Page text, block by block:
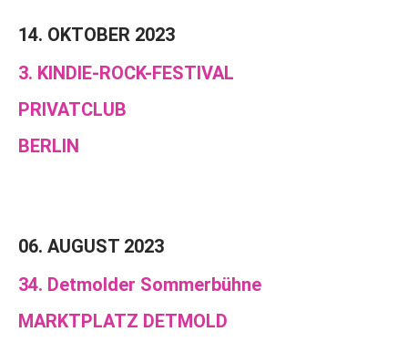
14. OKTOBER 2023
3. KINDIE-ROCK-FESTIVAL
PRIVATCLUB
BERLIN
06. AUGUST 2023
34. Detmolder Sommerbühne
MARKTPLATZ DETMOLD